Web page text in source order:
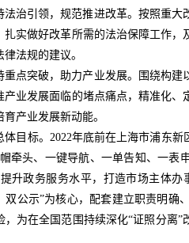
治引领，规范推进改革。按照重大
扎实做好改革所需的法治保障工作
法规的建议。
点突破，助力产业发展。围绕构建
产业发展面临的堵点痛点，精准化
产业发展新动能。
体目标。 2022年底前在上海市浦东新
牵头、一键导航、一单告知、一表
升政务服务水平，打造市场主体
双公示”为核心，配套建立职责明确
，为在全国范围持续深化“证照分离